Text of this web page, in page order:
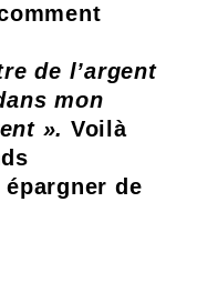
de l’argent
mon
». Voilà
de